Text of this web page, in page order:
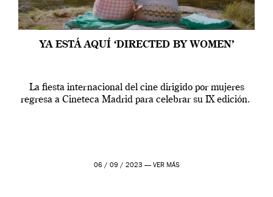
YA ESTÁ AQUÍ ‘DIRECTED BY WOMEN’
La fiesta internacional del cine dirigido por mujeres
regresa a Cineteca Madrid para celebrar su IX edición.
06 / 09 / 2023 — VER MÁS